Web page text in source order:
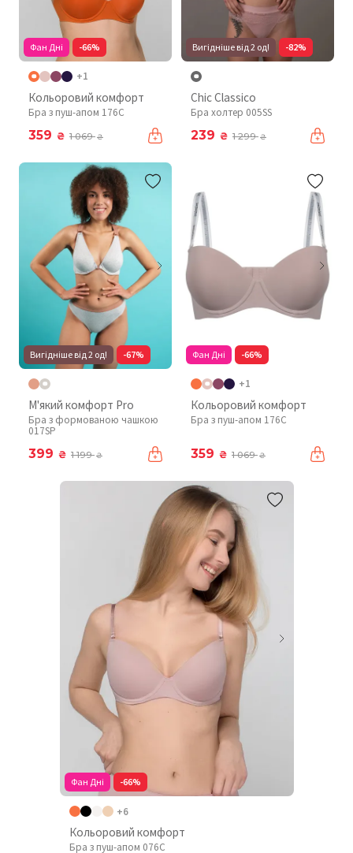
Фан Дні -66%
+1
Кольоровий комфорт
Бра з пуш-апом 176C
359 ₴ 1 069₴
Вигідніше від 2 од! -82%
Chic Classico
Бра холтер 005SS
239 ₴ 1 299₴
Вигідніше від 2 од! -67%
М'який комфорт Pro
Бра з формованою чашкою
017SP
399 ₴ 1 199₴
Фан Дні -66%
+1
Кольоровий комфорт
Бра з пуш-апом 176C
359 ₴ 1 069₴
Фан Дні -66%
+6
Кольоровий комфорт
Бра з пуш-апом 076C